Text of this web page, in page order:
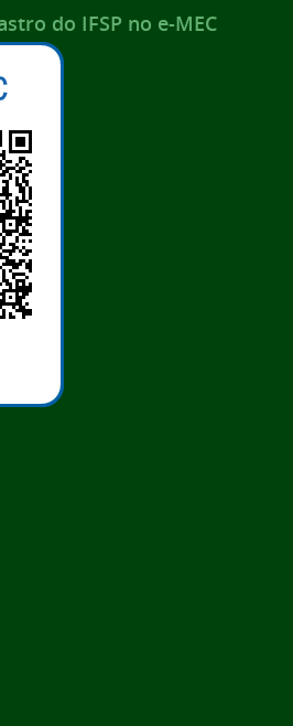
do IFSP no e-MEC